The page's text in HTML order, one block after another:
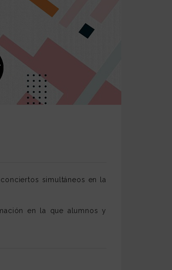
simultáneos en la
en la que alumnos y